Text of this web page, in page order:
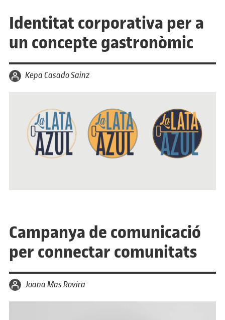
Identitat corporativa per a
un concepte gastronòmic
per Kepa Casado Sainz
Campanya de comunicació
per connectar comunitats
per Joana Mas Rovira